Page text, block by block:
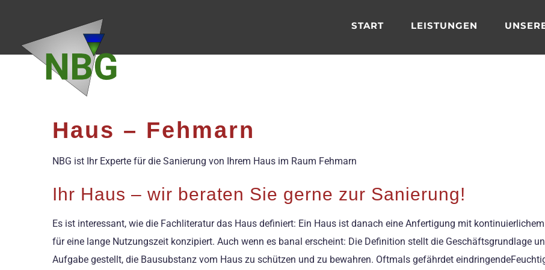
springen
START LEISTUNGEN
Haus – Fehmarn
NBG ist Ihr Experte für die Sanierung von Ihrem Haus im Raum Fehmarn
Ihr Haus – wir beraten Sie gerne zur Sanierung!
Es ist interessant, wie die Fachliteratur das Haus definiert: Ein Haus ist danach eine Anfertigung mit
für eine lange Nutzungszeit konzipiert. Auch wenn es banal erscheint: Die Definition stellt die Geschäftsgrundlage
Aufgabe gestellt, die Bausubstanz vom Haus zu schützen und zu bewahren. Oftmals gefährdet